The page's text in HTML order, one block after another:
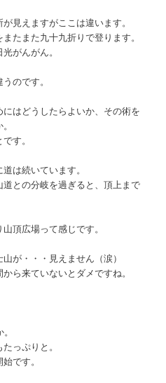
見えますがここは違います。
たまた九十九折りで登ります。
がんがん。
のです。
はどうしたらよいか、その術を
す。
は続いています。
との分岐を過ぎると、頂上まで
頂広場って感じです。
が・・・見えません（涙）
ら来ていないとダメですね。
っぷりと。
です。